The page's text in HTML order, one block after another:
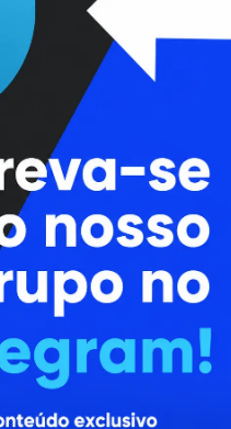
Colunas
Colaboradores
Cursos
Enviar Dica